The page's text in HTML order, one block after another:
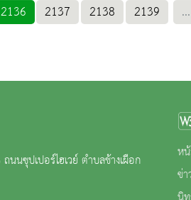
2136 2137 2138 2139 ...
นซุปเปอร์ไฮเวย์ ตำบลช้างเผือก
ห
ข่